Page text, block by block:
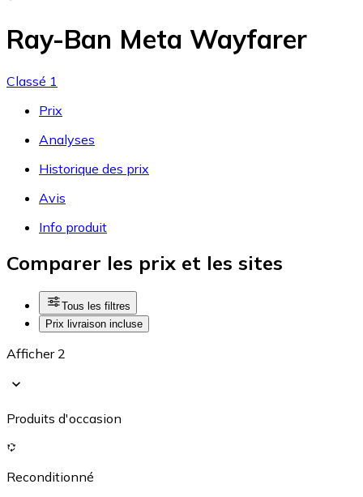
Ray-Ban Meta Wayfarer
Classé 1
Prix
Analyses
Historique des prix
Avis
Info produit
Comparer les prix et les sites
Tous les filtres
Prix livraison incluse
Afficher 2
Produits d'occasion
Reconditionné